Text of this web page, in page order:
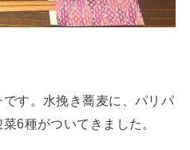
す。水挽き蕎麦に、パリパ
6種がついてきました。